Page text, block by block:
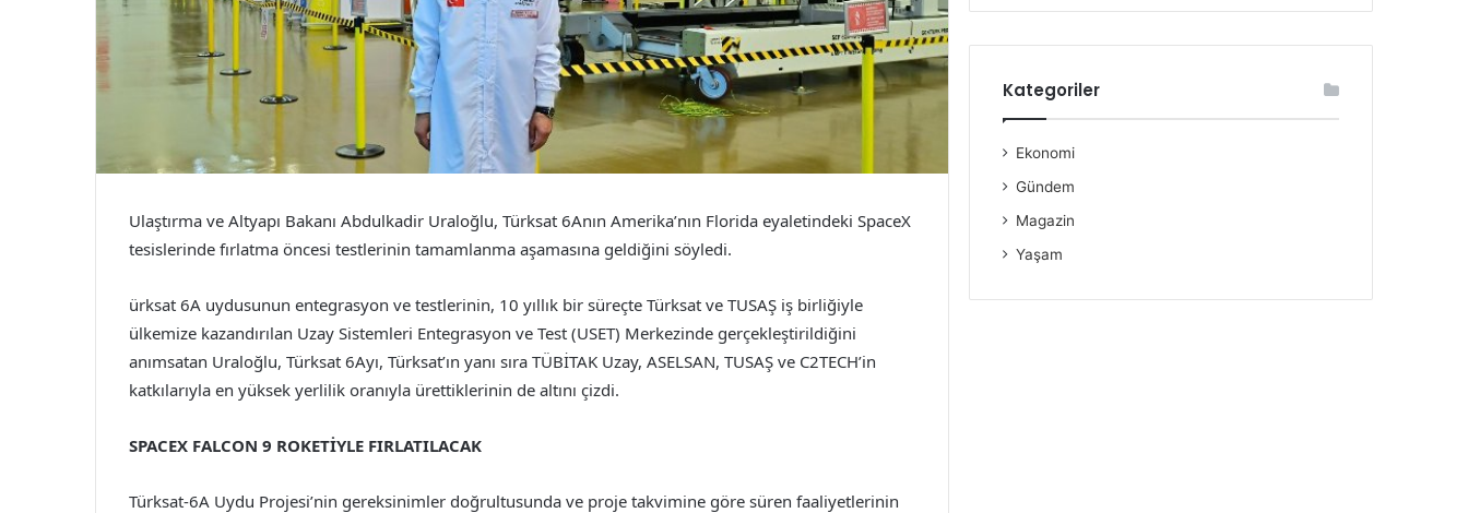
Ulaştırma ve Altyapı Bakanı Abdulkadir Uraloğlu, Türksat 6Anın Amerika’nın Florida eyaletindeki SpaceX
tesislerinde fırlatma öncesi testlerinin tamamlanma aşamasına geldiğini söyledi.
ürksat 6A uydusunun entegrasyon ve testlerinin, 10 yıllık bir süreçte Türksat ve TUSAŞ iş birliğiyle
ülkemize kazandırılan Uzay Sistemleri Entegrasyon ve Test (USET) Merkezinde gerçekleştirildiğini
anımsatan Uraloğlu, Türksat 6Ayı, Türksat’ın yanı sıra TÜBİTAK Uzay, ASELSAN, TUSAŞ ve C2TECH’in
katkılarıyla en yüksek yerlilik oranıyla ürettiklerinin de altını çizdi.
SPACEX FALCON 9 ROKETİYLE FIRLATILACAK
Türksat-6A Uydu Projesi’nin gereksinimler doğrultusunda ve proje takvimine göre süren faaliyetlerinin
Kategoriler
Ekonomi
Gündem
Magazin
Yaşam